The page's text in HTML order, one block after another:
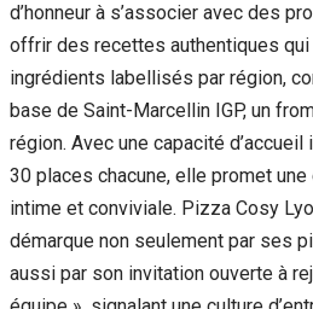
d’honneur à s’associer avec des
offrir des recettes authentiques
ingrédients labellisés par région,
base de Saint-Marcellin IGP, un
région. Avec une capacité
30 places chacune, elle promet
intime et conviviale. Pizza Cosy
démarque non seulement par ses
aussi par son invitation ouverte à